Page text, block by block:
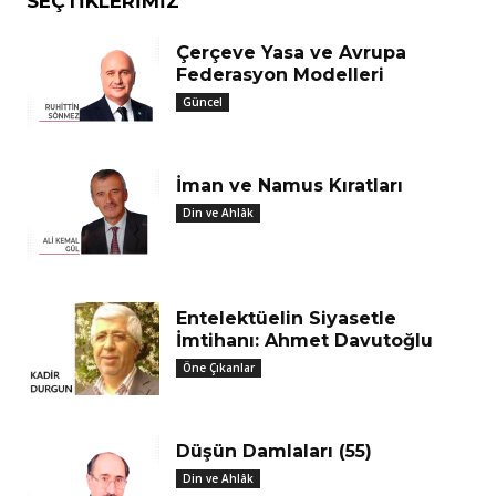
Çerçeve Yasa ve Avrupa
Federasyon Modelleri
Güncel
İman ve Namus Kıratları
Din ve Ahlâk
Entelektüelin Siyasetle
İmtihanı: Ahmet Davutoğlu
Öne Çıkanlar
Düşün Damlaları (55)
Din ve Ahlâk